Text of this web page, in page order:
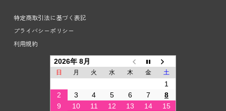
特定商取引法に基づく表記
プライバシーポリシー
利用規約
2026年 8月
日 月 火 水 木 金 土
1
2
3 4 5 6 7
8
9
10 11 12 13 14
15